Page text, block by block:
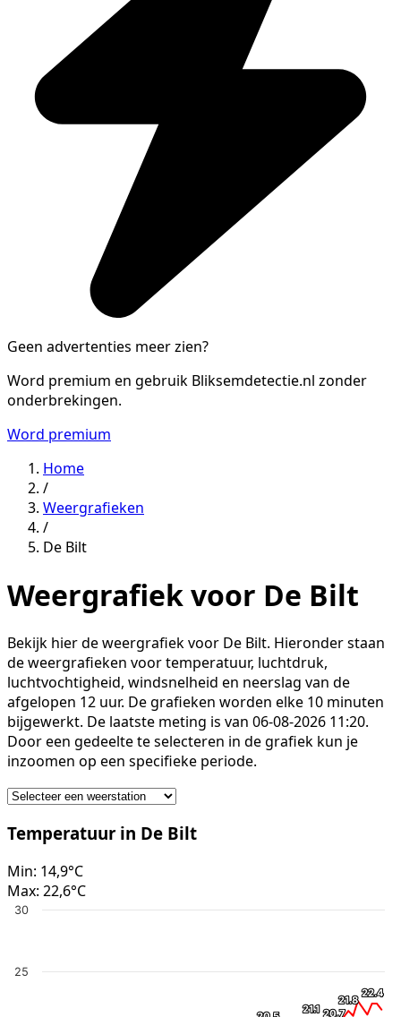
Geen advertenties meer zien?
Word premium en gebruik Bliksemdetectie.nl zonder
onderbrekingen.
Word premium
Home
/
Weergrafieken
/
De Bilt
Weergrafiek voor De Bilt
Bekijk hier de weergrafiek voor De Bilt. Hieronder staan
de weergrafieken voor temperatuur, luchtdruk,
luchtvochtigheid, windsnelheid en neerslag van de
afgelopen 12 uur. De grafieken worden elke 10 minuten
bijgewerkt. De laatste meting is van 06-08-2026 11:20.
Door een gedeelte te selecteren in de grafiek kun je
inzoomen op een specifieke periode.
Temperatuur in De Bilt
Min: 14,9°C
Max: 22,6°C
21.1
21.1 20.7
20.7
21.8
21.8
22.4
22.4
25
30